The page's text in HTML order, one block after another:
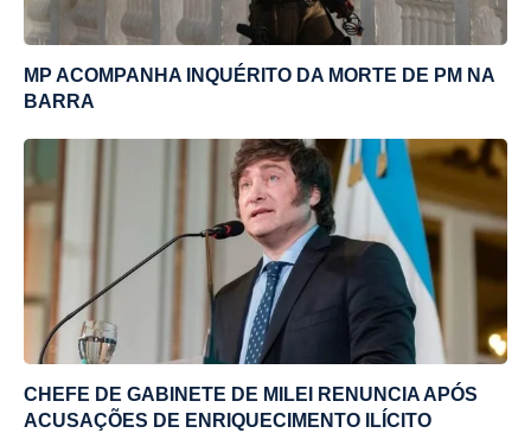
MP ACOMPANHA INQUÉRITO DA MORTE DE PM NA
BARRA
CHEFE DE GABINETE DE MILEI RENUNCIA APÓS
ACUSAÇÕES DE ENRIQUECIMENTO ILÍCITO